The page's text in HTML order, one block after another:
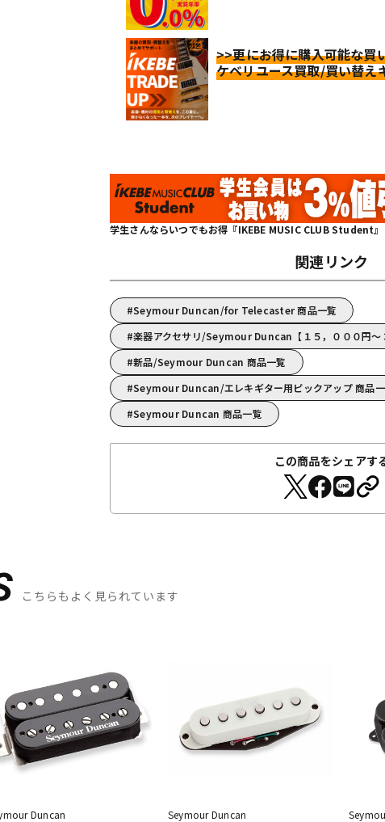
>>更にお得に購入可能な買
ケベリユース買取/買い替え
学生さんならいつでもお得『IKEBE MUSIC CLUB Student』
関連リンク
Seymour Duncan/for Telecaster 商品一覧
楽器アクセサリ/Seymour Duncan【１５，０００円～
新品/Seymour Duncan 商品一覧
Seymour Duncan/エレキギター用ピックアップ 商品
Seymour Duncan 商品一覧
この商品をシェアす
こちらもよく見られています
Duncan Seymour Duncan